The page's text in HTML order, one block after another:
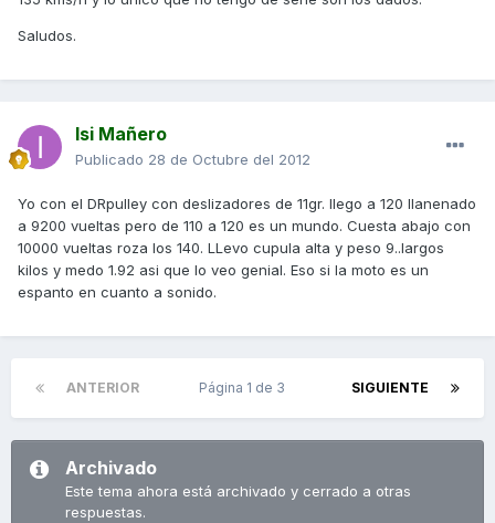
Saludos.
Isi Mañero
Publicado 28 de Octubre del 2012
Yo con el DRpulley con deslizadores de 11gr. llego a 120 llanenado
a 9200 vueltas pero de 110 a 120 es un mundo. Cuesta abajo con
10000 vueltas roza los 140. LLevo cupula alta y peso 9..largos
kilos y medo 1.92 asi que lo veo genial. Eso si la moto es un
espanto en cuanto a sonido.
ANTERIOR SIGUIENTE
Página 1 de 3
Archivado
Este tema ahora está archivado y cerrado a otras
respuestas.